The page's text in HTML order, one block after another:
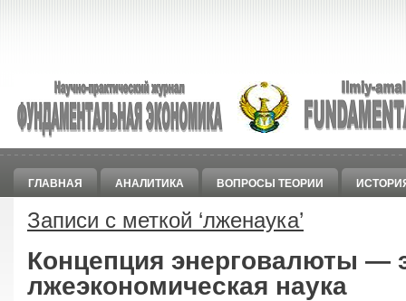
ГЛАВНАЯ АНАЛИТИКА ВОПРОСЫ ТЕОРИИ
Записи с меткой ‘лженаука’
Концепция энерговалюты ―
лжеэкономическая наука